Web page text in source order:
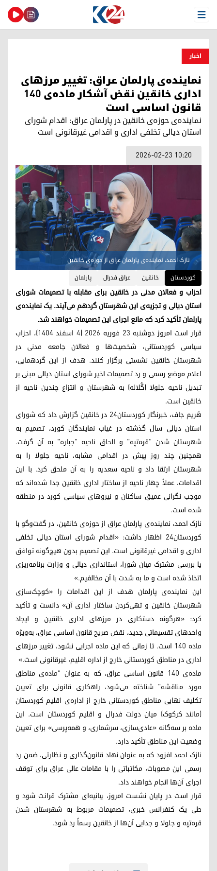
Open Menu
اخبار
نماینده‌ی پارلمان عراق: تغییر مرزهای
اداری خانقین نقض آشکار ماده‌ی ۱۴۰
قانون اساسی است
نماینده‌ی حوزه‌ی خانقین در پارلمان عراق: اقدام شورای
استان دیالی تخلفی اداری و اقدامی غیرقانونی است
2026-02-23 10:20
نازک احمد، نماینده‌ی پارلمان عراق از حوزه‌ی خانقین
کوردستان
خانقین عراق فدرال پارلمان
احزاب و فعالان مدنی در خانقین برای مقابله با تصمیمات شورای
استان دیالی و تجزیه‌ی این شهرستان گردهم می‌آیند. یک نماینده‌ی
پارلمان تأکید کرد که مانع اجرای این تصمیمات خواهند شد.
قرار است امروز دوشنبه ۲۳ فوریه ۲۰۲۶ (۴ اسفند ۱۴۰۴)، احزاب
سیاسی کوردستانی، شخصیت‌ها و فعالان جامعه مدنی در
شهرستان خانقین نشستی برگزار کنند. هدف از این گردهمایی،
اعلام موضع رسمی و رد تصمیمات اخیر شورای استان دیالی مبنی بر
تبدیل ناحیه جلولا (گُلاله) به شهرستان و انتزاع چندین ناحیه از
خانقین است.
هَریم جاف، خبرنگار کوردستان۲۴ در خانقین گزارش داد که شورای
استان دیالی سال گذشته در غیاب نمایندگان کورد، تصمیم به
شهرستان شدن "قره‌تپه" و الحاق ناحیه "جباره" به آن گرفت.
همچنین چند روز پیش در اقدامی مشابه، ناحیه جلولا را به
شهرستان ارتقا داد و ناحیه سعدیه را به آن ملحق کرد. با این
اقدامات، عملاً چهار ناحیه از ساختار اداری خانقین جدا شده‌اند که
موجب نگرانی عمیق ساکنان و نیروهای سیاسی کورد در منطقه
شده است.
نازک احمد، نماینده‌ی پارلمان عراق از حوزه‌ی خانقین، در گفت‌وگو با
کوردستان۲۴ اظهار داشت: «اقدام شورای استان دیالی تخلفی
اداری و اقدامی غیرقانونی است. این تصمیم بدون هیچ‌گونه توافق
یا بررسی مشترک میان شورا، استانداری دیالی و وزارت برنامه‌ریزی
اتخاذ شده است و ما به شدت با آن مخالفیم.»
این نماینده‌ی پارلمان هدف از این اقدامات را «کوچک‌سازی
شهرستان خانقین و تهی‌کردن ساختار اداری آن» دانست و تأکید
کرد: «هرگونه دستکاری در مرزهای اداری خانقین و ایجاد
واحدهای تقسیماتی جدید، نقض صریح قانون اساسی عراق، به‌ویژه
ماده ۱۴۰ است. تا زمانی که این ماده اجرایی نشود، تغییر مرزهای
اداری در مناطق کوردستانی خارج از اداره اقلیم، غیرقانونی است.»
ماده‌ی ۱۴۰ قانون اساسی عراق، که به عنوان "ماده‌ی مناطق
مورد مناقشه" شناخته می‌شود، راهکاری قانونی برای تعیین
تکلیف نهایی مناطق کوردستانی خارج از اداره‌ی اقلیم کوردستان
(مانند کرکوک) میان دولت فدرال و اقلیم کوردستان است. این
ماده بر سه‌گانه «عادی‌سازی، سرشماری، و همه‌پرسی» برای تعیین
وضعیت این مناطق تأکید دارد.
نازک احمد افزود که به عنوان نهاد قانون‌گذاری و نظارتی، ضمن رد
رسمی این مصوبات، مکاتباتی را با مقامات عالی عراق برای توقف
اجرای آن‌ها انجام خواهند داد.
قرار است در پایان نشست امروز، بیانیه‌ای مشترک قرائت شود و
طی یک کنفرانس خبری، تصمیمات مربوط به شهرستان شدن
قره‌تپه و جلولا و جدایی آن‌ها از خانقین رسماً رد شود.